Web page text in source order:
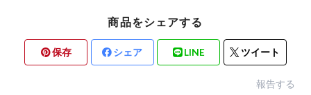
商品をシェアする
保存 シェア LINE ツイート
報告する